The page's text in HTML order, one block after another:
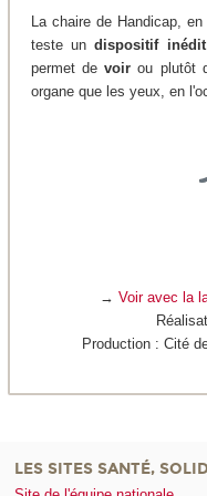
La chaire de Handicap,
teste undispositif
permet devoirou plutôt
organe que les yeux, en
→ Voir avec la
Production : Cité
LES SITES SANTÉ,